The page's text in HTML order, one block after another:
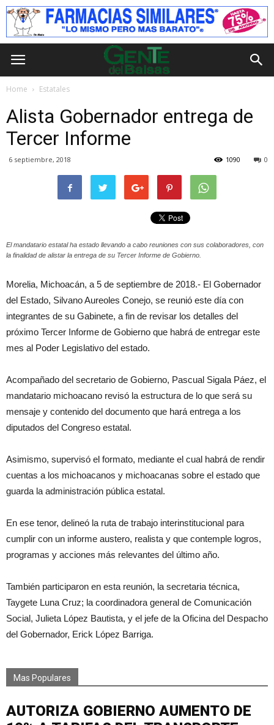
Home Estatales
Alista Gobernador entrega de
Tercer Informe
6 septiembre, 2018 0
1090
El mandatario estatal ha estado llevando a cabo reuniones con sus colaboradores, con
la finalidad de alistar la entrega de su Tercer Informe de Gobierno.
Morelia, Michoacán, a 5 de septiembre de 2018.- El Gobernador
del Estado, Silvano Aureoles Conejo, se reunió este día con
integrantes de su Gabinete, a fin de revisar los detalles del
próximo Tercer Informe de Gobierno que habrá de entregar este
mes al Poder Legislativo del estado.
Acompañado del secretario de Gobierno, Pascual Sigala Páez, el
mandatario michoacano revisó la estructura de lo que será su
mensaje y contenido del documento que hará entrega a los
diputados del Congreso estatal.
Asimismo, supervisó el formato, mediante el cual habrá de rendir
cuentas a los michoacanos y michoacanas sobre el estado que
guarda la administración pública estatal.
En ese tenor, delineó la ruta de trabajo interinstitucional para
cumplir con un informe austero, realista y que contemple logros,
programas y acciones más relevantes del último año.
También participaron en esta reunión, la secretaria técnica,
Taygete Luna Cruz; la coordinadora general de Comunicación
Social, Julieta López Bautista, y el jefe de la Oficina del Despacho
del Gobernador, Erick López Barriga.
Mas Populares
AUTORIZA GOBIERNO AUMENTO DE